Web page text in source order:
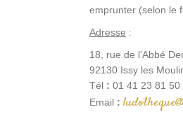
emprunter (selon le
Adresse :
18, rue de l’Abbé
92130 Issy les
Tél : 01 41 23 81 50
Email :